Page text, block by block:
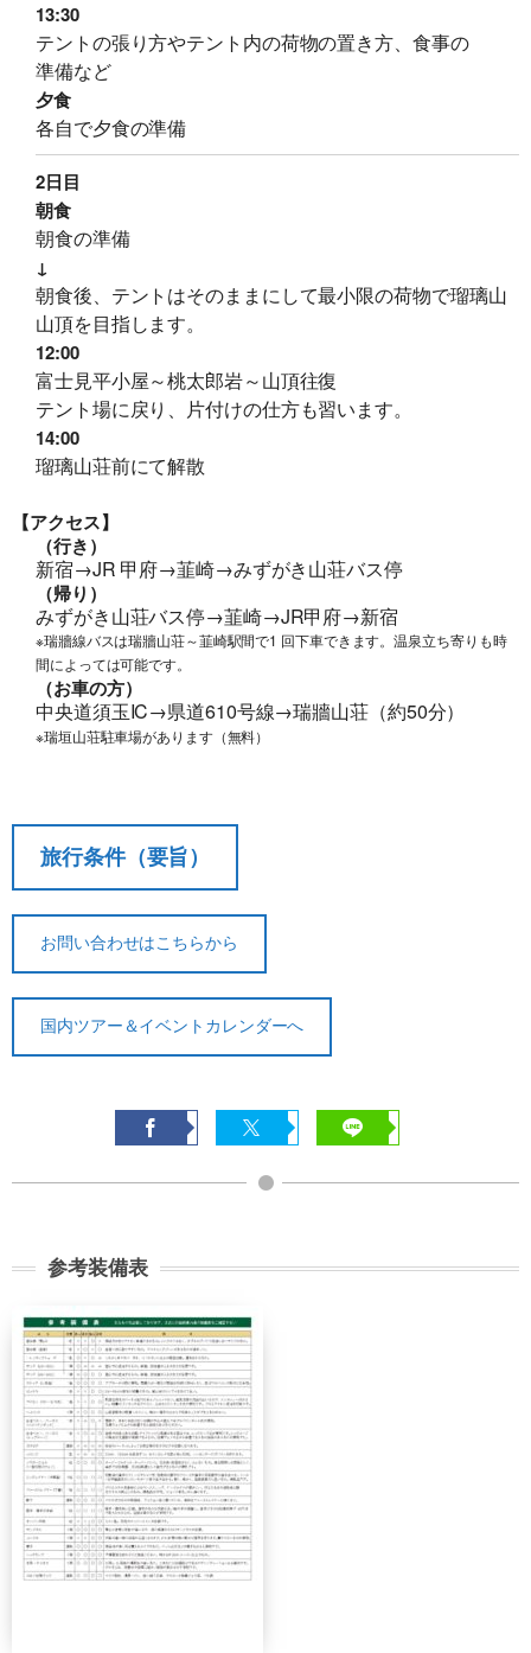
13:30
テントの張り方やテント内の荷物の置き方、食事の
準備など
夕食
各自で夕食の準備
2日目
朝食
朝食の準備
↓
朝食後、テントはそのままにして最小限の荷物で瑠璃山
山頂を目指します。
12:00
富士見平小屋～桃太郎岩～山頂往復
テント場に戻り、片付けの仕方も習います。
14:00
瑠璃山荘前にて解散
【アクセス】
（行き）
新宿→JR 甲府→韮崎→みずがき山荘バス停
（帰り）
みずがき山荘バス停→韮崎→JR甲府→新宿
※瑞牆線バスは瑞牆山荘～韮崎駅間で1 回下車できます。温泉立ち寄りも時
間によっては可能です。
（お車の方）
中央道須玉IC→県道610号線→瑞牆山荘（約50分）
※瑞垣山荘駐車場があります（無料）
旅行条件（要旨）
契約解除日
旅行開始
さかのぼ
って
21日前
まで
11日前
まで
無料
で
20%
20%
前日
当日
無連絡不参加
総合旅行業務取扱管理者とは、お客様の旅行を
取扱う営業所での取引に関する責任者です。こ
お問い合わせはこちらから
国内ツアー＆イベントカレンダーへ
参考装備表